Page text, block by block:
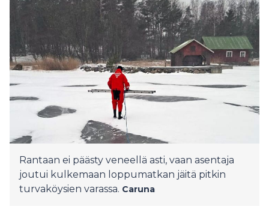
Rantaan ei päästy veneellä asti, vaan asentaja
joutui kulkemaan loppumatkan jäitä pitkin
turvaköysien varassa. Caruna